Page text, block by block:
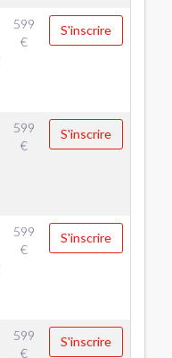
599
€
S'inscrire
599
€
S'inscrire
599
€
S'inscrire
599
€
S'inscrire